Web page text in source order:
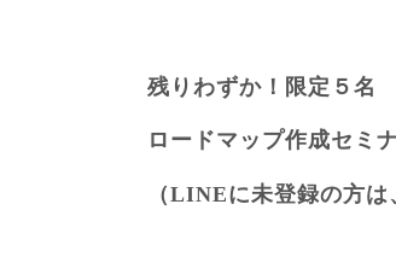
残りわずか！限定５名
ロードマップ作成セミ
（LINEに未登録の方